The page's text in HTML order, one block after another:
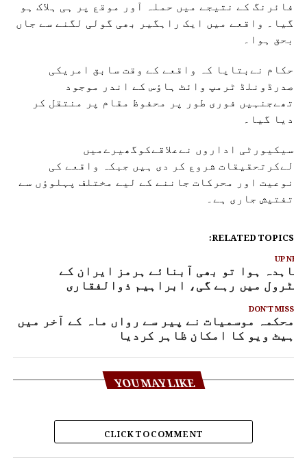
فائرنگ کے نتیجے میں حملہ آور موقع پر ہی ہلاک ہو
گیا۔ واقعے میں ایک راہگیر بھی گولی لگنے سے جاں
بحق ہوا۔
حکام نےبتایا کہ واقعے کے وقت سابق امریکی
صدرڈونلڈ ٹرمپ وائٹ ہاؤس کے اندر موجود
تھےجنہیں فوری طور پر محفوظ مقام پر منتقل کر
دیا گیا۔
سیکیورٹی اداروں نےعلاقےکوگھیرےمیں
لےکرتحقیقات شروع کر دی ہیں جبکہ واقعے کی
نوعیت اور محرکات جاننے کے لیے مختلف پہلوؤں سے
تفتیش جاری ہے۔
RELATED TOPICS:
UP
ہوا تو بھی آبنائے ہرمز ایران کے
میں رہے گی، ابراہیم ذوالفقاری
DON'T MISS
محکمہ موسمیات نے پیر سے رواں ماہ کے آخر میں
ہیٹ ویو کا امکان ظاہر کردیا
YOU MAY LIKE
CLICK TO COMMENT